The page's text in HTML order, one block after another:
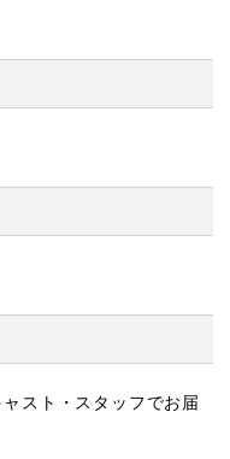
スト・スタッフでお届